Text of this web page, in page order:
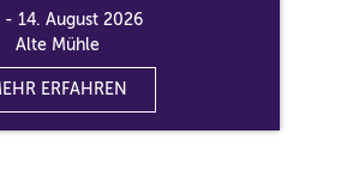
14. August 2026
Alte Mühle
ERFAHREN